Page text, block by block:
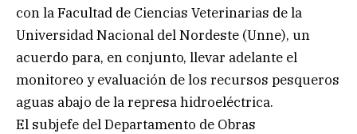
con la Facultad de Ciencias Veterinarias de la
Universidad Nacional del Nordeste (Unne), un
acuerdo para, en conjunto, llevar adelante el
monitoreo y evaluación de los recursos pesqueros
aguas abajo de la represa hidroeléctrica.
El subjefe del Departamento de Obras